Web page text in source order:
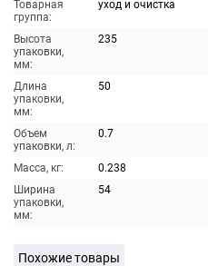
Товарная
группа:
уход и очистка
Высота
упаковки,
мм:
235
Длина
упаковки,
мм:
50
Объем
упаковки, л:
0.7
Масса, кг:
0.238
Ширина
упаковки,
мм:
54
Похожие товары